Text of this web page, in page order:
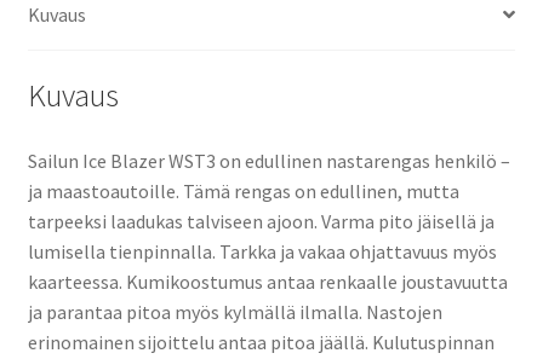
Kuvaus
Kuvaus
Sailun Ice Blazer WST3 on edullinen nastarengas henkilö –
ja maastoautoille. Tämä rengas on edullinen, mutta
tarpeeksi laadukas talviseen ajoon. Varma pito jäisellä ja
lumisella tienpinnalla. Tarkka ja vakaa ohjattavuus myös
kaarteessa. Kumikoostumus antaa renkaalle joustavuutta
ja parantaa pitoa myös kylmällä ilmalla. Nastojen
erinomainen sijoittelu antaa pitoa jäällä. Kulutuspinnan